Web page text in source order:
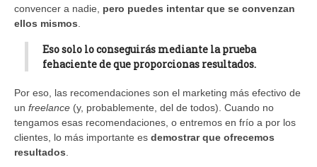
convencer a nadie, pero puedes intentar que se convenzan
ellos mismos
Eso solo lo conseguirás mediante la prueba
fehaciente de que proporcionas resultados.
Por eso, las recomendaciones son el marketing más efectivo de
un freelance (y, probablemente, del de todos). Cuando no
tengamos esas recomendaciones, o entremos en frío a por los
clientes, lo más importante es demostrar que ofrecemos
resultados